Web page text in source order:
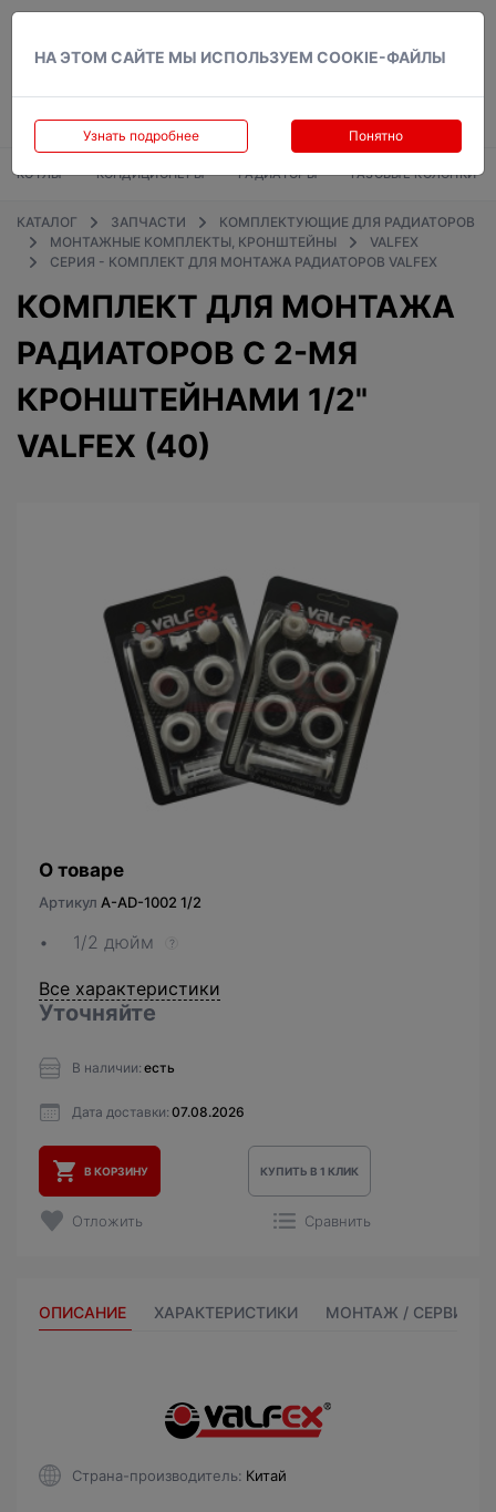
НА ЭТОМ САЙТЕ МЫ ИСПОЛЬЗУЕМ COOKIE-ФАЙЛЫ
Узнать подробнее Понятно
КОТЛЫ КОНДИЦИОНЕРЫ РАДИАТОРЫ ГАЗОВЫЕ КОЛОНКИ
КАТАЛОГ ЗАПЧАСТИ
КОМПЛЕКТУЮЩИЕ ДЛЯ РАДИАТОРОВ
МОНТАЖНЫЕ КОМПЛЕКТЫ, КРОНШТЕЙНЫ
VALFEX
СЕРИЯ - КОМПЛЕКТ ДЛЯ МОНТАЖА РАДИАТОРОВ VALFEX
КОМПЛЕКТ ДЛЯ МОНТАЖА
РАДИАТОРОВ С 2-МЯ
КРОНШТЕЙНАМИ 1/2"
VALFEX (40)
О товаре
Артикул A-AD-1002 1/2
1/2 дюйм ?
Все характеристики
Уточняйте
В наличии: есть
Дата доставки: 07.08.2026
В КОРЗИНУ КУПИТЬ В 1 КЛИК
Отложить Сравнить
ОПИСАНИЕ ХАРАКТЕРИСТИКИ МОНТАЖ / СЕРВИС
Страна-производитель Китай